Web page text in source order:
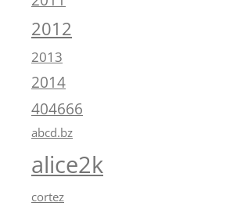
2012
2013
2014
404666
abcd.bz
alice2k
cortez